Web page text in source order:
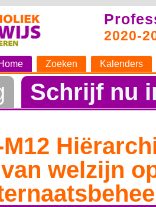
2020-
Zoeken Kalenders
Schrijf nu
M12
welzijn